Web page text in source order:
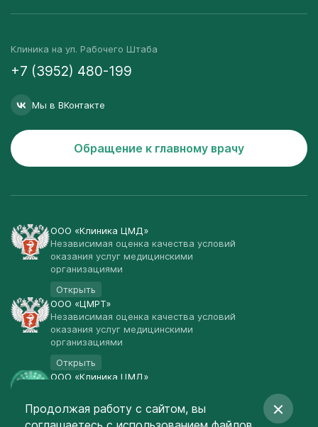
Клиника на ул. Рабочего Штаба
+7 (3952) 480-199
Мы в ВКонтакте
Обращение к главному врачу
ООО «Клиника ЦМД»
Независимая оценка качества условий
оказания услуг медицинскими
организациями
Открыть
ООО «ЦМРТ»
Независимая оценка качества условий
оказания услуг медицинскими
организациями
Открыть
ООО «Клиника ЦМД»
Открыть
Продолжая работу с сайтом, вы